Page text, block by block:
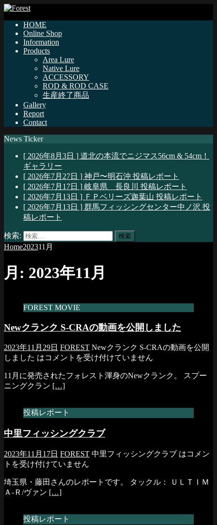
HOME
Online Shop
Information
Products
Area Lure
Native Lure
ACCESSORY
ROD & ROD CASE
生産終了商品
Gallery
Report
Contact
News Ticker
[ 2026年8月3日 ] 道北の本流でニジマス56cm & 54cm！
ギャラリー
[ 2026年7月27日 ] 神戸〜明石沖 投稿レポート
[ 2026年7月17日 ] 岐阜県 長良川 投稿レポート
[ 2026年7月13日 ] ＦＰベリーズ迦葉山 投稿レポート
[ 2026年7月13日 ] 群馬フィッシングセンター中ノ沢 投
稿レポート
検索:
Home202311月
月: 2023年11月
FOREST MOVIE
Newクランク S-CRAの動画を公開しました
2023年11月29日 FOREST Newクランク S-CRAの動画を公開
しました はコメントを受け付けていません
11月に発売されたフォレスト渾身のNewクランク。 スプー
ニングクラン […]
投稿レポート
中里フィッシングクラブ
2023年11月17日 FOREST 中里フィッシングクラブ はコメン
トを受け付けていません
埼玉県・藤田さんのレポートです。 タックル： ＵＬＴＩＭ
Ａ-Ｒ/ヴァン […]
投稿レポート